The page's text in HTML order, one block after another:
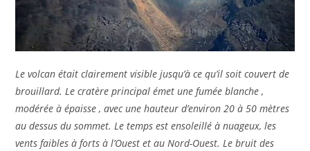
Le volcan était clairement visible jusqu’à ce qu’il soit couvert de
brouillard. Le cratère principal émet une fumée blanche ,
modérée à épaisse , avec une hauteur d’environ 20 à 50 mètres
au dessus du sommet. Le temps est ensoleillé à nuageux, les
vents faibles à forts à l’Ouest et au Nord-Ouest. Le bruit des